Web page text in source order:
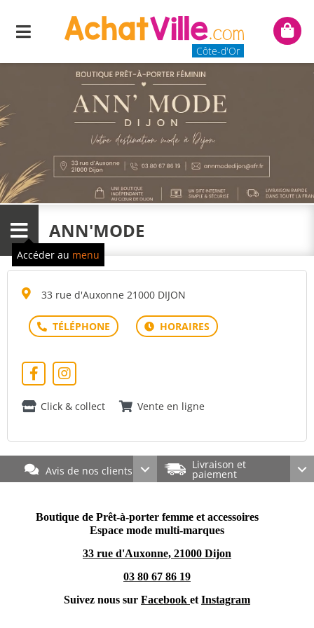
Menu
Côte-d'Or
Mon
Menu ANN'MODE
33 rue d'Auxonne 21000 DIJON
Click & collect Vente en ligne
Accéder au menu
Avis de nos clients Livraison et
paiement
Boutique de Prêt-à-porter femme et accessoires
Espace mode multi-marques
33 rue d'Auxonne, 21000 Dijon
03 80 67 86 19
Suivez nous sur Facebook et Instagram